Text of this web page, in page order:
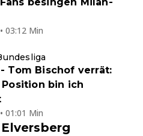
03:12 Min
- Tom Bischof verrät:
bin ich
01:01 Min